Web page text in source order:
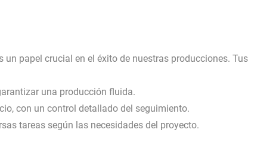
un papel crucial en el éxito de nuestras producciones. Tus
una producción fluida.
con un control detallado del seguimiento.
tareas según las necesidades del proyecto.